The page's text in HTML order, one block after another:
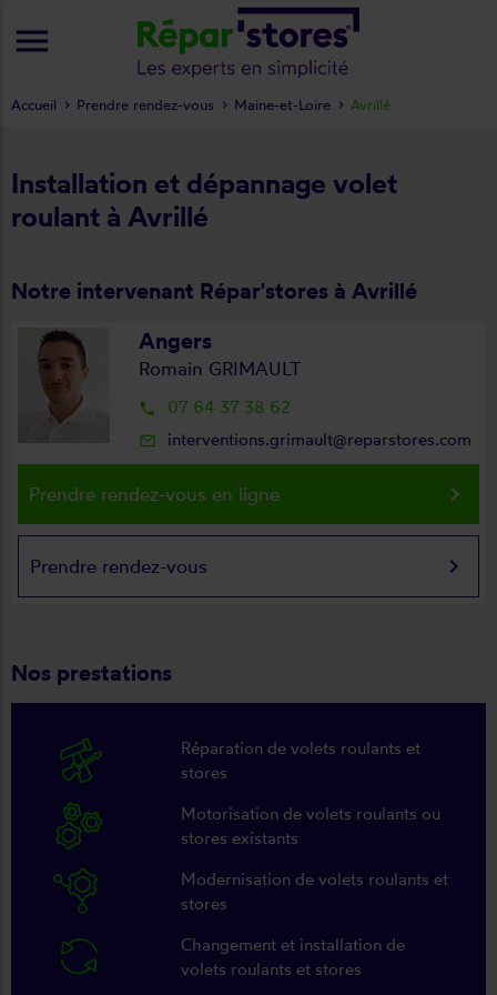
Installation et dépannage volet
roulant à Avrillé
Notre intervenant Répar'stores à Avrillé
Angers
Romain GRIMAULT
local_phone 07 64 37 38 62
mail_outline interventions.grimault@reparstores.com
Prendre rendez-vous en ligne keyboard_arrow_right
Prendre rendez-vous keyboard_arrow_right
Nos prestations
Réparation de volets roulants et
stores
Motorisation de volets roulants ou
stores existants
Modernisation de volets roulants et
stores
Changement et installation de
volets roulants et stores
Accueil Prendre rendez-vous Maine-et-Loire Avrillé
menu